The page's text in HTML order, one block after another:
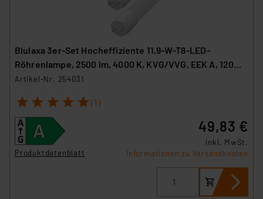
Blulaxa 3er-Set Hocheffiziente 11,9-W-T8-LED-
Röhrenlampe, 2500 lm, 4000 K, KVG/VVG, EEK A, 120
cm
Artikel-Nr. 254031
1 2 3 4 5 (1)
Produktdatenblatt
49,83 €
inkl. MwSt.
Informationen zu Versandkosten